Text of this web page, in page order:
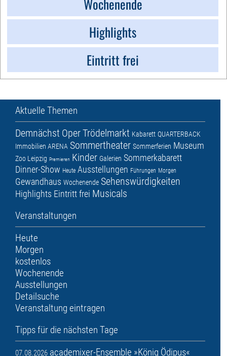
Wochenende
Highlights
Eintritt frei
Aktuelle Themen
Demnächst OperTrödelmarkt Kabarett QUARTERBACK
Immobilien ARENA Sommertheater Sommerferien Museum
Zoo Leipzig Premieren Kinder Galerien Sommerkabarett
Dinner-Show Heute Ausstellungen Führungen Morgen
Gewandhaus Wochenende Sehenswürdigkeiten
Highlights Eintritt frei Musicals
Veranstaltungen
Heute
Morgen
kostenlos
Wochenende
Ausstellungen
Detailsuche
Veranstaltung eintragen
Tipps für die nächsten Tage
07.08.2026 academixer-Ensemble »König Ödipus«